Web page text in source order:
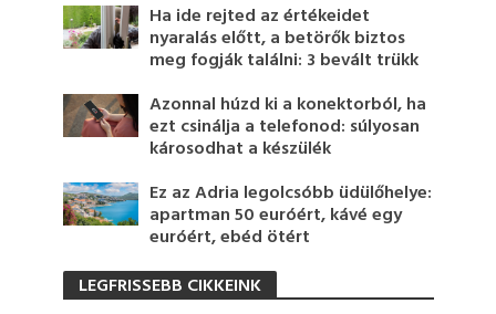
Ha ide rejted az értékeidet
nyaralás előtt, a betörők biztos
meg fogják találni: 3 bevált trükk
Azonnal húzd ki a konektorból, ha
ezt csinálja a telefonod: súlyosan
károsodhat a készülék
Ez az Adria legolcsóbb üdülőhelye:
apartman 50 euróért, kávé egy
euróért, ebéd ötért
LEGFRISSEBB CIKKEINK